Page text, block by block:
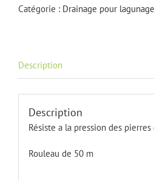
Catégorie : Drainage pour lagunage
Description
Description
Résiste a la pression des
Rouleau de 50 m